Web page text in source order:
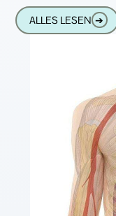
Münsterland,
Angetrieben wird
ALLES LESEN ➔